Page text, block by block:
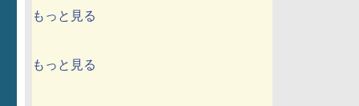
もっと見る
もっと見る